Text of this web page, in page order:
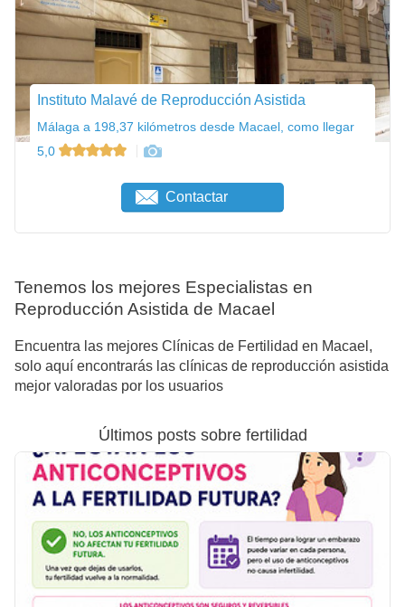
Instituto Malavé de Reproducción Asistida
Málaga a 198,37 kilómetros desde Macael, como llegar
5,0
Contactar
Tenemos los mejores Especialistas en
Reproducción Asistida de Macael
Encuentra las mejores Clínicas de Fertilidad en Macael,
solo aquí encontrarás las clínicas de reproducción asistida
mejor valoradas por los usuarios
Últimos posts sobre fertilidad